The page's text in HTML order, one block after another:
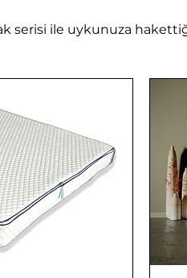
serisi ile uykunuza